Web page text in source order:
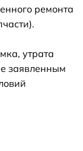
ремонта
утрата
заявленным